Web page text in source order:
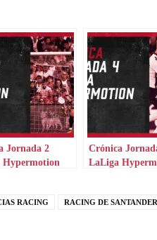
Jornada 2
Hypermotion
Crónica
LaLiga
RACING RACING DE SANTANDER